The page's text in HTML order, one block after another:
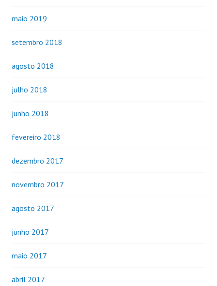
maio 2019
setembro 2018
agosto 2018
julho 2018
junho 2018
fevereiro 2018
dezembro 2017
novembro 2017
agosto 2017
junho 2017
maio 2017
abril 2017